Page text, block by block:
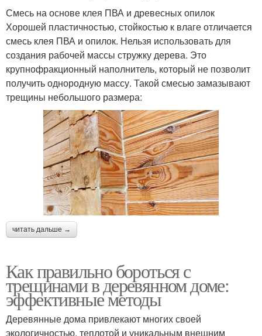
Смесь на основе клея ПВА и древесных опилок
Хорошей пластичностью, стойкостью к влаге отличается
смесь клея ПВА и опилок. Нельзя использовать для
создания рабочей массы стружку дерева. Это
крупнофракционный наполнитель, который не позволит
получить однородную массу. Такой смесью замазывают
трещины небольшого размера:
читать дальше →
Как правильно бороться с
трещинами в деревянном доме:
эффективные методы
Деревянные дома привлекают многих своей
экологичностью, теплотой и уникальным внешним